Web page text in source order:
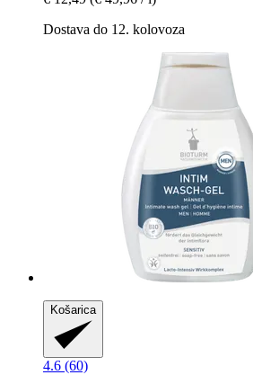
Dostava do 12. kolovoza
Košarica
4.6 (60)